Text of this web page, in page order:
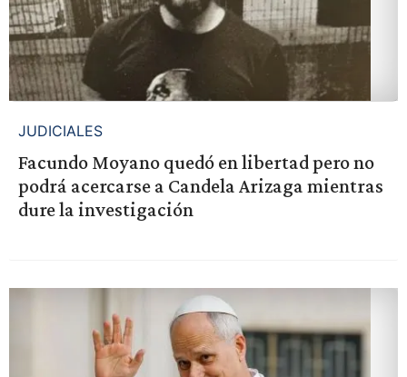
JUDICIALES
Facundo Moyano quedó en libertad pero no
podrá acercarse a Candela Arizaga mientras
dure la investigación